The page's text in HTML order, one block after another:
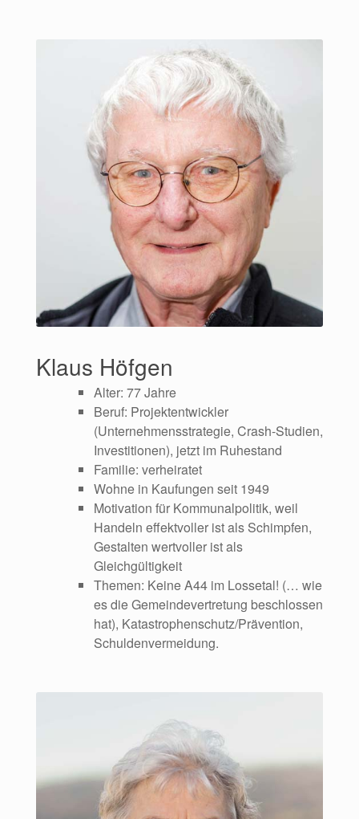
Klaus Höfgen
Alter: 77 Jahre
Beruf: Projektentwickler
(Unternehmensstrategie, Crash-Studien,
Investitionen), jetzt im Ruhestand
Familie: verheiratet
Wohne in Kaufungen seit 1949
Motivation für Kommunalpolitik, weil
Handeln effektvoller ist als Schimpfen,
Gestalten wertvoller ist als
Gleichgültigkeit
Themen: Keine A44 im Lossetal! (… wie
es die Gemeindevertretung beschlossen
hat), Katastrophenschutz/Prävention,
Schuldenvermeidung.